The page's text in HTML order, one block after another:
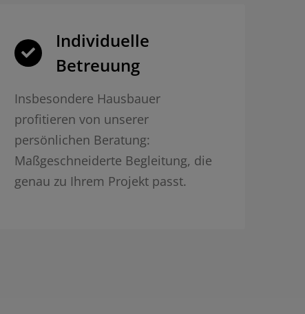
Individuelle
Betreuung
Insbesondere Hausbauer
profitieren von unserer
persönlichen Beratung:
Maßgeschneiderte Begleitung, die
genau zu Ihrem Projekt passt.